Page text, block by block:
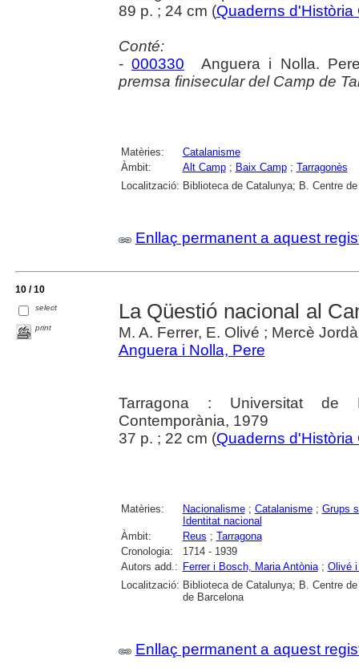
89 p. ; 24 cm (Quaderns d'Història
Conté:
-000330 Anguera i Nolla.
premsa finisecular del Camp de
Matèries:
Catalanisme
Àmbit:
Alt Camp; Baix Camp; Tarragonès
Localització: Biblioteca de Catalunya; B. Centre
Enllaç permanent a aquest
10 / 10
select
print
La Qüestió nacional al
M. A. Ferrer, E. Olivé ; Mercè
Anguera i Nolla, Pere
Tarragona : Universitat de
Contemporània, 1979
37 p. ; 22 cm (Quaderns d'Història
Matèries: Nacionalisme; Catalanisme; Grups
Identitat nacional
Àmbit:
Reus ; Tarragona
Cronologia:
1714 - 1939
Autors add.: Ferrer i Bosch, Maria Antònia; Olivé
Localització: Biblioteca de Catalunya; B. Centre
de Barcelona
Enllaç permanent a aquest